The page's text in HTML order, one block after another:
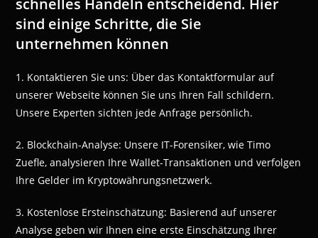
schnelles Handeln entscheidend. Hier
sind einige Schritte, die Sie
unternehmen können
1. Kontaktieren Sie uns: Über das Kontaktformular auf
unserer Webseite können Sie uns Ihren Fall schildern.
Unsere Experten sichten jede Anfrage persönlich.
2. Blockchain-Analyse: Unsere IT-Forensiker, wie Timo
Zuefle, analysieren Ihre Wallet-Transaktionen und verfolgen
Ihre Gelder im Kryptowährungsnetzwerk.
3. Kostenlose Ersteinschätzung: Basierend auf unserer
Analyse geben wir Ihnen eine erste Einschätzung Ihrer